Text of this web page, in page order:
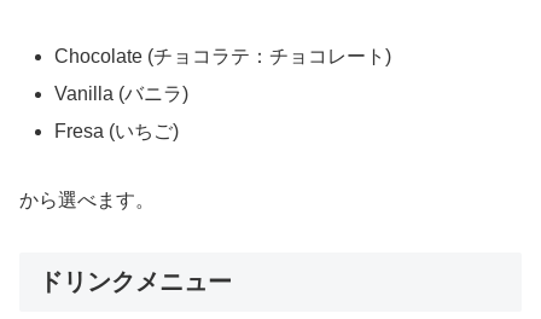
Chocolate (チョコラテ：チョコレート)
Vanilla (バニラ)
Fresa (いちご)
から選べます。
ドリンクメニュー